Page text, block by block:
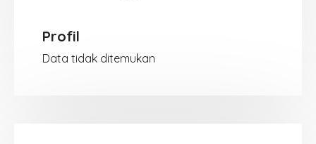
Profil
Data tidak ditemukan